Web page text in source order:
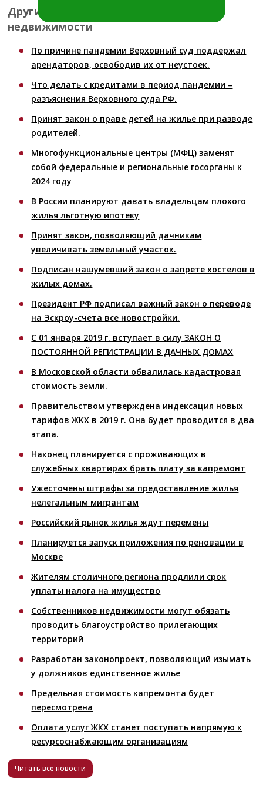
Другие юридические новости по
недвижимости
По причине пандемии Верховный суд поддержал
арендаторов, освободив их от неустоек.
Что делать с кредитами в период пандемии –
разъяснения Верховного суда РФ.
Принят закон о праве детей на жилье при разводе
родителей.
Многофункциональные центры (МФЦ) заменят
собой федеральные и региональные госорганы к
2024 году
В России планируют давать владельцам плохого
жилья льготную ипотеку
Принят закон, позволяющий дачникам
увеличивать земельный участок.
Подписан нашумевший закон о запрете хостелов в
жилых домах.
Президент РФ подписал важный закон о переводе
на Эскроу-счета все новостройки.
С 01 января 2019 г. вступает в силу ЗАКОН О
ПОСТОЯННОЙ РЕГИСТРАЦИИ В ДАЧНЫХ ДОМАХ
В Московской области обвалилась кадастровая
стоимость земли.
Правительством утверждена индексация новых
тарифов ЖКХ в 2019 г. Она будет проводится в два
этапа.
Наконец планируется с проживающих в
служебных квартирах брать плату за капремонт
Ужесточены штрафы за предоставление жилья
нелегальным мигрантам
Российский рынок жилья ждут перемены
Планируется запуск приложения по реновации в
Москве
Жителям столичного региона продлили срок
уплаты налога на имущество
Собственников недвижимости могут обязать
проводить благоустройство прилегающих
территорий
Разработан законопроект, позволяющий изымать
у должников единственное жилье
Предельная стоимость капремонта будет
пересмотрена
Оплата услуг ЖКХ станет поступать напрямую к
ресурсоснабжающим организациям
Читать все новости